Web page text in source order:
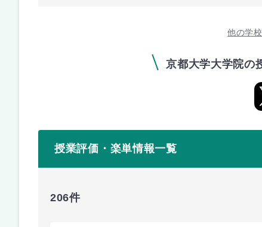
他の学
京都大学大学院の
授業評価・楽単情報一覧
206件